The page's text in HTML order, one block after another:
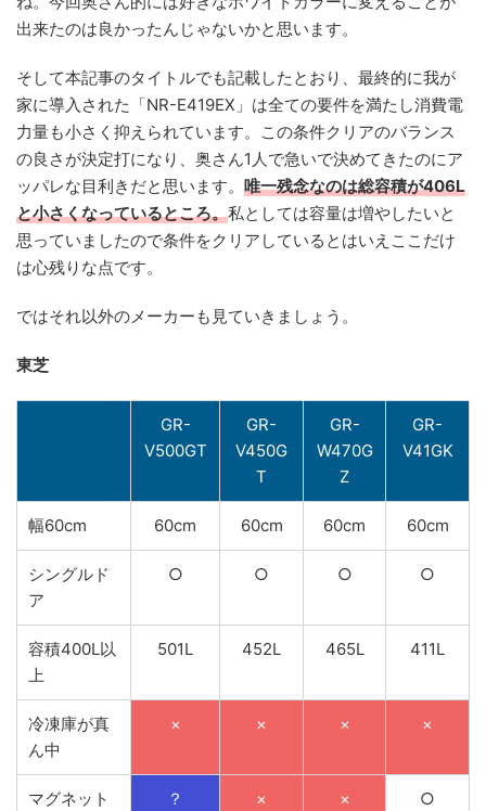
出来たのは良かったんじゃないかと思います。
そして本記事のタイトルでも記載したとおり、最終的に我が
家に導入された「NR-E419EX」は全ての要件を満たし消費電
力量も小さく抑えられています。この条件クリアのバランス
の良さが決定打になり、奥さん1人で急いで決めてきたのにア
ッパレな目利きだと思います。 唯一残念なのは総容積が406L
と小さくなっているところ。私としては容量は増やしたいと
思っていましたので条件をクリアしているとはいえここだけ
は心残りな点です。
ではそれ以外のメーカーも見ていきましょう。
東芝
GR-
V500GT
GR-
V450G
T
GR-
W470G
Z
GR-
V41GK
幅60cm 60cm 60cm 60cm 60cm
シングルド
ア
○ ○ ○ ○
容積400L以
上
501L 452L 465L 411L
冷凍庫が真
ん中
× × × ×
マグネット
？ × × ○